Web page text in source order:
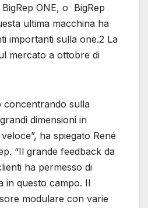
ONE, o BigRep
ultima macchina ha
importanti sulla one.2 La
mercato a ottobre di
concentrando sulla
dimensioni in
ha spiegato René
“Il grande feedback da
ha permesso di
in questo campo. Il
modulare con varie